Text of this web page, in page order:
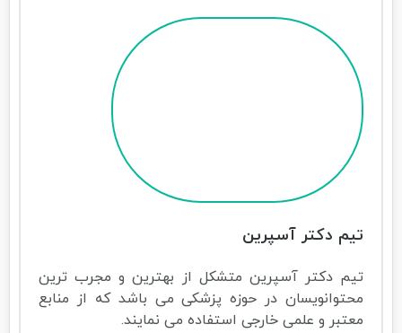
تیم دکتر آسپرین
تیم دکتر آسپرین متشکل از بهترین و مجرب ترین
محتوانویسان در حوزه پزشکی می باشد که از منابع
معتبر و علمی خارجی استفاده می نمایند.